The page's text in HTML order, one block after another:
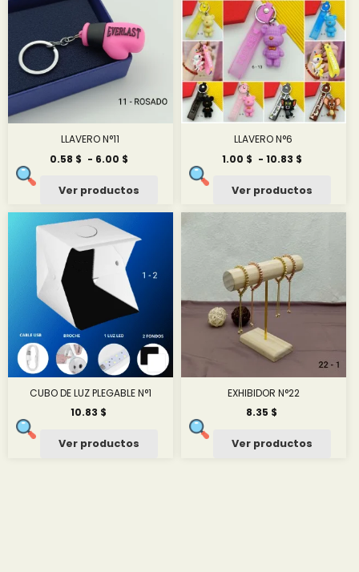
LLAVERO N°11
0.58 $ - 6.00 $
desde
0.58 $
6.00 $
Ver productos
LLAVERO N°6
1.00 $ - 10.83 $
desde
1.00 $
hasta
Ver productos
CUBO DE LUZ PLEGABLE N°1
10.83 $
Ver productos
EXHIBIDOR N°22
8.35 $
Ver productos